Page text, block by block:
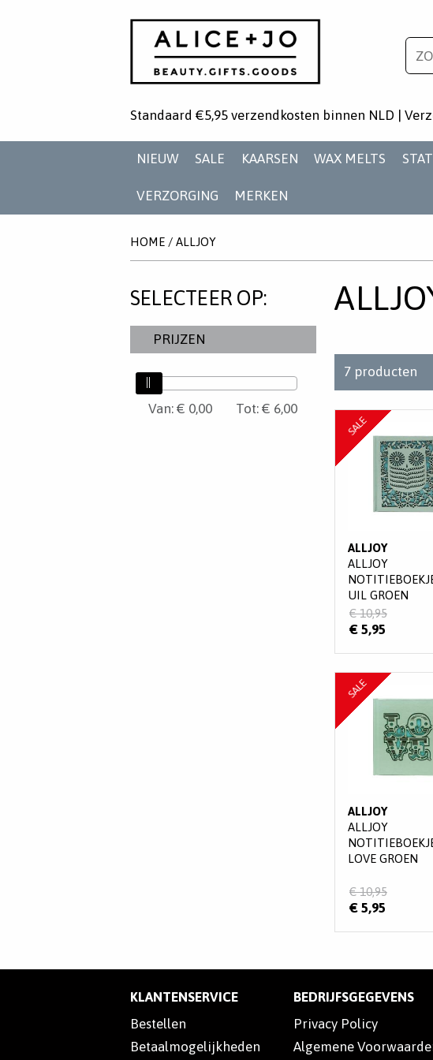
Standaard €5,95 verzendkosten binnen NLD |
NIEUW SALE KAARSEN WAX MELTS
VERZORGING MERKEN
HOME/ ALLJOY
SELECTEER OP:
PRIJZEN
Van:€ 0,00 Tot:€ 6,00
Van
7 producten
ALLJOY
ALLJOY
UIL GROEN
SALE
€ 5,95
€ 10,95
ALLJOY
ALLJOY
LOVE GROEN
SALE
€ 5,95
€ 10,95
Wil je
KLANTENSERVICE
Bestellen
Betaalmogelijkheden
BEDRIJFSGEGEVENS
Privacy Policy
Algemene